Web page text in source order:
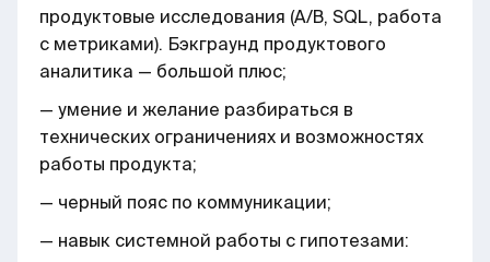
продуктовые исследования (A/B, SQL, работа
с метриками). Бэкграунд продуктового
аналитика — большой плюс;
— умение и желание разбираться в
технических ограничениях и возможностях
работы продукта;
— черный пояс по коммуникации;
— навык системной работы с гипотезами: